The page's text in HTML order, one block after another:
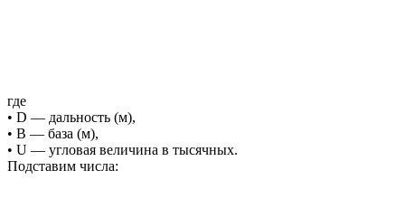
где
• D — дальность (м),
• B — база (м),
• U — угловая величина в тысячных.
Подставим числа: